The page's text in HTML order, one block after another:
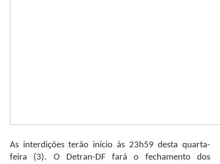
As interdições terão início às 23h59 desta quarta-
feira (3). O Detran-DF fará o fechamento dos